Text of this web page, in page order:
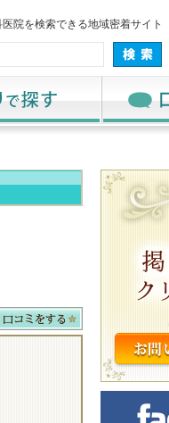
院を検索できる地域密着サイト